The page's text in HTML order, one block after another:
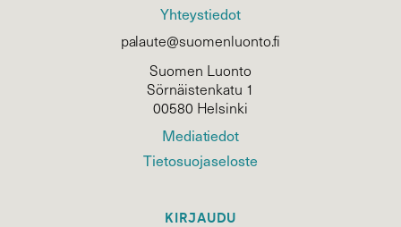
Yhteystiedot
palaute@suomenluonto.fi
Suomen Luonto
Sörnäistenkatu 1
00580 Helsinki
Mediatiedot
Tietosuojaseloste
KIRJAUDU